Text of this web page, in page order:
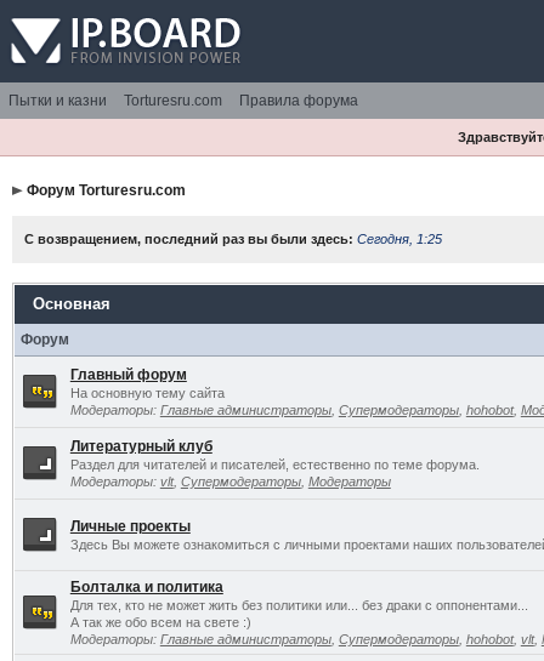
Пытки и казни Torturesru.com Правила форума
Форум Torturesru.com
С возвращением, последний раз вы были здесь: Сегодня, 1:25
Основная
Форум
Главный форум
На основную тему сайта
Модераторы: Главные администраторы, Супермодераторы, hohobot,
Литературный клуб
Раздел для читателей и писателей, естественно по теме форума.
Модераторы: vlt, Супермодераторы, Модераторы
Личные проекты
Здесь Вы можете ознакомиться с личными проектами наших
Болталка и политика
Для тех, кто не может жить без политики или... без драки с оппонентами...
А так же обо всем на свете :)
Модераторы: Главные администраторы, Супермодераторы, hohobot, vlt,